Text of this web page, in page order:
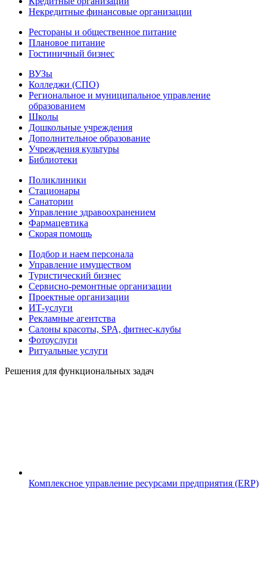
Некредитные финансовые организации
Рестораны и общественное питание
Плановое питание
Гостиничный бизнес
ВУЗы
Колледжи (СПО)
Региональное и муниципальное управление
образованием
Школы
Дошкольные учреждения
Дополнительное образование
Учреждения культуры
Библиотеки
Поликлиники
Стационары
Санатории
Управление здравоохранением
Фармацевтика
Скорая помощь
Подбор и наем персонала
Управление имуществом
Туристический бизнес
Сервисно-ремонтные организации
Проектные организации
ИТ-услуги
Рекламные агентства
Салоны красоты, SPA, фитнес-клубы
Фотоуслуги
Ритуальные услуги
Решения для функциональных задач
Комплексное управление ресурсами предприятия (ERP)